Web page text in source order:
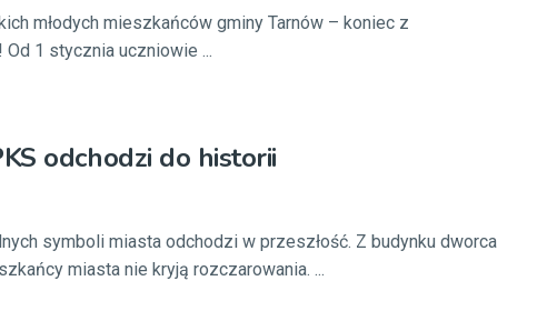
młodych mieszkańców gminy Tarnów – koniec z
1 stycznia uczniowie ...
odchodzi do historii
symboli miasta odchodzi w przeszłość. Z budynku dworca
miasta nie kryją rozczarowania. ...